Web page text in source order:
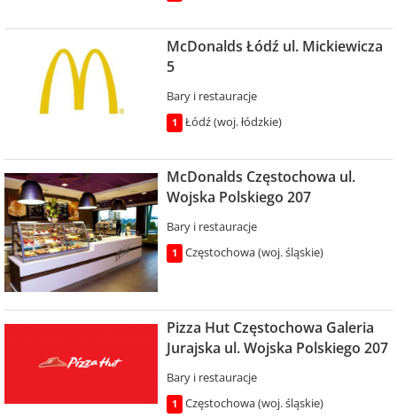
McDonalds Łódź ul. Mickiewicza
5
Bary i restauracje
1 Łódź (woj. łódzkie)
McDonalds Częstochowa ul.
Wojska Polskiego 207
Bary i restauracje
1 Częstochowa (woj. śląskie)
Pizza Hut Częstochowa Galeria
Jurajska ul. Wojska Polskiego 207
Bary i restauracje
1 Częstochowa (woj. śląskie)